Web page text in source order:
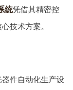
统凭借其精密控
技术方案。
件自动化生产设